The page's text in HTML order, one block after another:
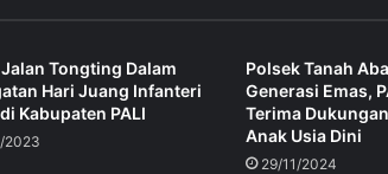
Tongting Dalam
Hari Juang Infanteri
Kabupaten PALI
2023
Polsek Tanah
Generasi Emas,
Terima
Anak Usia Dini
29/11/2024